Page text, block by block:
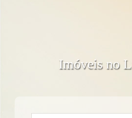
Imóveis no